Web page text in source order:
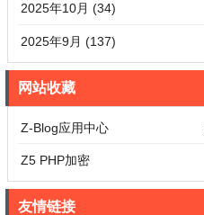
2025年10月 (34)
2025年9月 (137)
网站收藏
Z-Blog应用中心
Z5 PHP加密
友情链接